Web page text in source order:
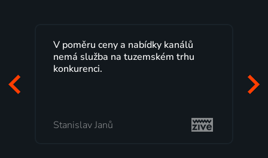
kanálů
trhu
Lepší.TV sleduji už několik let
maximální spokojeností.
začátek programu, to je
Milada Tomešová